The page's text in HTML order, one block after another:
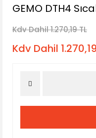
GEMO DTH4
Kdv Dahil 1.270,19 TL
Kdv Dahil